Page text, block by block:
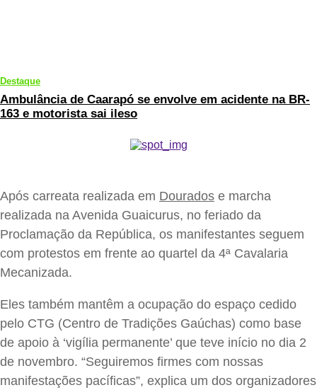
Destaque
Ambulância de Caarapó se envolve em acidente na BR-
163 e motorista sai ileso
Após carreata realizada em Dourados e marcha
realizada na Avenida Guaicurus, no feriado da
Proclamação da República, os manifestantes seguem
com protestos em frente ao quartel da 4ª Cavalaria
Mecanizada.
Eles também mantêm a ocupação do espaço cedido
pelo CTG (Centro de Tradições Gaúchas) como base
de apoio à ‘vigília permanente’ que teve início no dia 2
de novembro. “Seguiremos firmes com nossas
manifestações pacíficas”, explica um dos organizadores